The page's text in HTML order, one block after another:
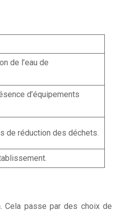
de l’eau de
d’équipements
de réduction des déchets.
Cela passe par des choix de